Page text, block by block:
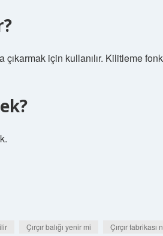
çıkarmak için kullanılır. Kilitleme
Çırçır balığı yenir mi Çırçır fabrikası